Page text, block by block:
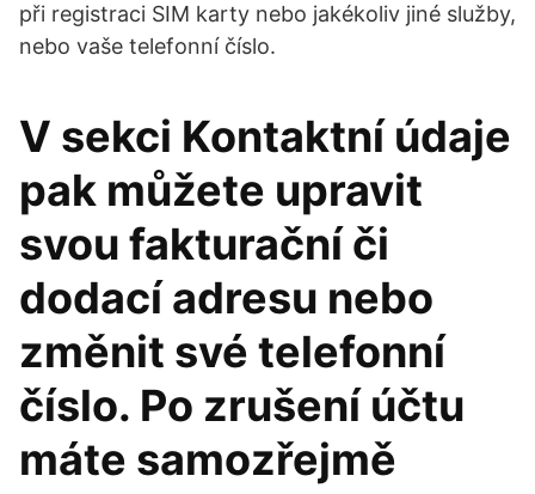
při registraci SIM karty nebo jakékoliv jiné služby,
nebo vaše telefonní číslo.
V sekci Kontaktní údaje
pak můžete upravit
svou fakturační či
dodací adresu nebo
změnit své telefonní
číslo. Po zrušení účtu
máte samozřejmě